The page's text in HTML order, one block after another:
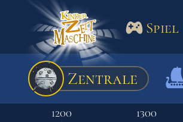
Spiel
Spiel
Zentrale
1200 1300